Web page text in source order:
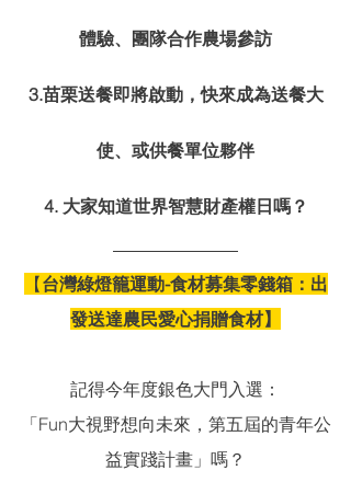
體驗、團隊合作農場參訪
3.苗栗送餐即將啟動，快來成為送餐大
使、或供餐單位夥伴
4. 大家知道世界智慧財產權日嗎？
【台灣綠燈籠運動-食材募集零錢箱：出
發送達農民愛心捐贈食材】
記得今年度銀色大門入選：
「Fun大視野想向未來，第五屆的青年公
益實踐計畫」嗎？